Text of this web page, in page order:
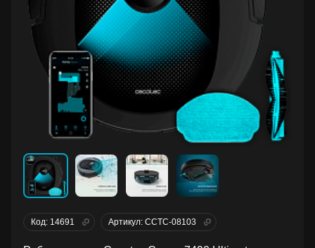
Код: 14691 Артикул: CCTC-08103